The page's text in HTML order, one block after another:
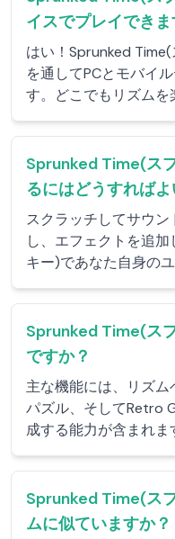
イスでプレイできま
はい！Sprunked
を通してPCとモバイ
す。どこでもリズムを
Sprunked Time(ス
るにはどうすれば
スクラッチしてサウ
し、エフェクトを追
キー)であなた自身の
Sprunked Time(ス
ですか？
主な機能には、リズ
パズル、そしてRetro
成する能力が含まれま
Sprunked Time(ス
ムに似ていますか？